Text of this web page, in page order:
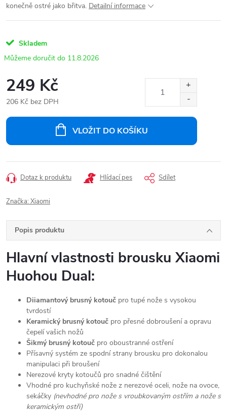
konečně ostré jako břitva. Detailní informace
Skladem
11.8.2026
249 Kč
206 Kč bez DPH
VLOŽIT DO KOŠÍKU
Dotaz k produktu Hlídací pes Sdílet
Značka: Xiaomi
Popis produktu
Hlavní vlastnosti brousku Xiaomi
Huohou Dual:
Diiamantový brusný kotouč pro tupé nože s vysokou
tvrdostí
Keramický brusný kotouč pro přesné dobroušení a opravu
čepelí vašich nožů
Šikmý brusný kotouč pro oboustranné ostření
Přísavný systém ze spodní strany brousku pro dokonalou
manipulaci při broušení
Nerezové kryty kotoučů pro snadné čištění
Vhodné pro kuchyňské nože z nerezové oceli, nože na ovoce,
sekáčky (nevhodné pro nože s vroubkovaným ostřím a nože s
keramickým ostří)